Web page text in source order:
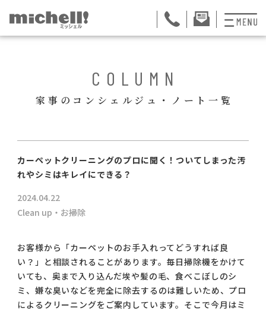
お掃除代行
会社紹介
コラム
ご案内
COLUMN
家事のコンシェルジュ・ノート一覧
カーペットクリーニングのプロに聞く！ついてしまった汚
れやシミはキレイにできる？
2024.04.22
Clean up・お掃除
お客様から「カーペットのお手入れってどうすれば良
い？」と相談されることがあります。毎日掃除機をかけて
いても、奥まで入り込んだ埃や髪の毛、食べこぼしのシ
ミ、嫌な臭いなどを完全に除去するのは難しいため、プロ
によるクリーニングをご案内しています。そこで今月はミ